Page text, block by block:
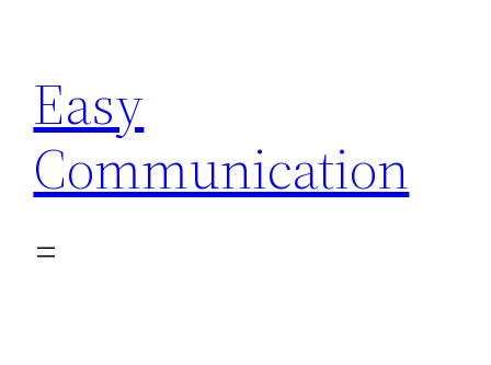
contenu
Easy
Communication